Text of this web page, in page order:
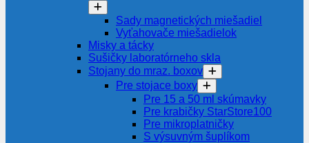
Sady magnetických miešadiel
Vyťahovače miešadielok
Misky a tácky
Sušičky laboratórneho skla
Stojany do mraz. boxov
Pre stojace boxy
Pre 15 a 50 ml skúmavky
Pre krabičky StarStore100
Pre mikroplatničky
S výsuvným šuplíkom